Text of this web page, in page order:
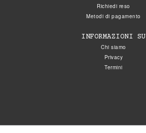
Richiedi reso
Metodi di pagamento
INFORMAZIONI SU
Chi siamo
Privacy
Termini